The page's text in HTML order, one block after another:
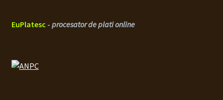
EuPlatesc - procesator de plati online